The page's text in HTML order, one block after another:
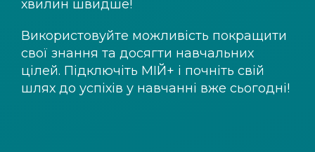
хвилин швидше!
Використовуйте можливість покращити
свої знання та досягти навчальних
цілей. Підключіть МІЙ+ і почніть свій
шлях до успіхів у навчанні вже сьогодні!